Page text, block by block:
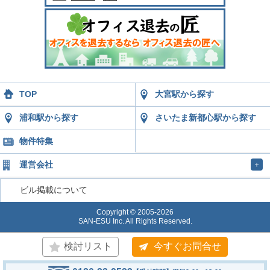
検討リスト 今すぐお問合せ
TOP 大宮駅から探す
浦和駅から探す さいたま新都心駅から探す
物件特集
運営会社 ＋
ビル掲載について
Copyright © 2005-2026
SAN-ESU Inc. All Rights Reserved.